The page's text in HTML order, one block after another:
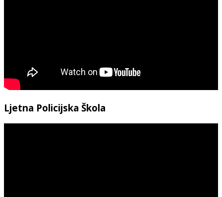
Ljetna Policijska Škola